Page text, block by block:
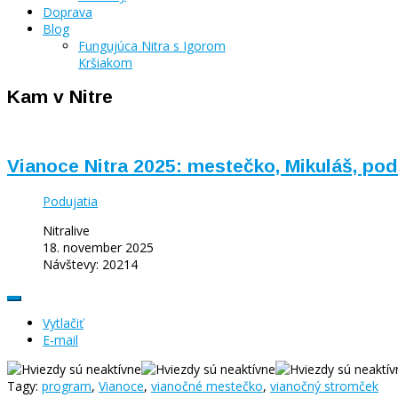
Doprava
Blog
Fungujúca Nitra s Igorom
Kršiakom
Kam v Nitre
Vianoce Nitra 2025: mestečko, Mikuláš,
Podujatia
Nitralive
18. november 2025
Návštevy: 20214
Vytlačiť
E-mail
Tagy: program, Vianoce, vianočné mestečko, vianočný stromček